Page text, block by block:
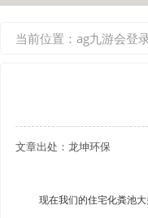
四川玻璃钢化
关于重庆玻璃钢
当前位置： ag九游会登
文章出处：龙坤环保
现在我们的住宅化粪池大